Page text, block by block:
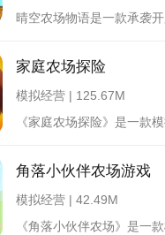
家庭农场探险
模拟经营 | 125.67M
角落小伙伴农场游戏
模拟经营 | 42.49M